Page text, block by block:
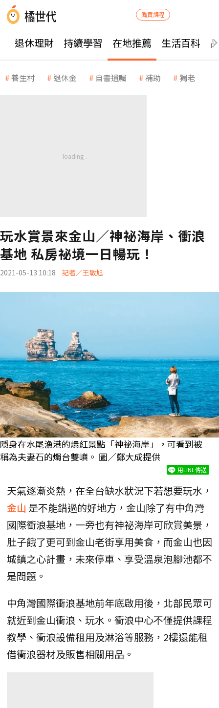
購買課程
退休理財 持續學習 在地推薦 生活百科
養生村 退休金 自書遺囑 補助 獨老
玩水賞景來金山／神祕海岸、衝浪
基地 私房祕境一日暢玩！
2021-05-13 10:18 記者／王敏旭
隱身在水尾漁港的爆紅景點「神祕海岸」，可看到被
稱為夫妻石的燭台雙嶼。 圖／鄭大成提供
用LINE傳送
天氣逐漸炎熱，在全台缺水狀況下若想要玩水，
金山 是不能錯過的好地方，金山除了有中角灣
國際衝浪基地，一旁也有神祕海岸可欣賞美景，
肚子餓了更可到金山老街享用美食，而金山也因
城鎮之心計畫，未來停車、享受溫泉泡腳池都不
是問題。
中角灣國際衝浪基地前年底啟用後，北部民眾可
就近到金山衝浪、玩水。衝浪中心不僅提供課程
教學、衝浪設備租用及淋浴等服務，2樓還能租
借衝浪器材及販售相關用品。